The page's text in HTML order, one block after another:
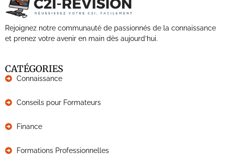
Rejoignez notre communauté de passionnés de la connaissance
et prenez votre avenir en main dès aujourd’hui.
CATÉGORIES
Connaissance
Conseils pour Formateurs
Finance
Formations Professionnelles